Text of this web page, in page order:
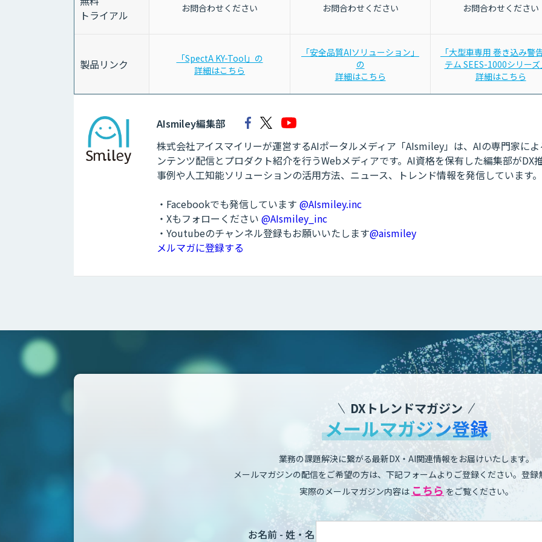
トライアル
お問合わせください お問合わせください お問合わせください
製品リンク
「SpectA KY-Tool」の
詳細はこちら
「安全品質AIソリューション」
の
詳細はこちら
「大型車専用 巻き込み警
テム SEES-1000シリー
詳細はこちら
AIsmiley編集部
株式会社アイスマイリーが運営するAIポータルメディア「AIsmiley」は、AIの専門家によ
ンテンツ配信とプロダクト紹介を行うWebメディアです。AI資格を保有した編集部がDX
事例や人工知能ソリューションの活用方法、ニュース、トレンド情報を発信しています。
・Facebookでも発信しています @AIsmiley.inc
・Xもフォローください @AIsmiley_inc
・Youtubeのチャンネル登録もお願いいたします@aismiley
メルマガに登録する
DXトレンドマガジン
メールマガジン登録
業務の課題解決に繋がる最新DX・AI関連情報をお届けいたします。
メールマガジンの配信をご希望の方は、下記フォームよりご登録ください。登録
実際のメールマガジン内容は こちら をご覧ください。
お名前 - 姓・名